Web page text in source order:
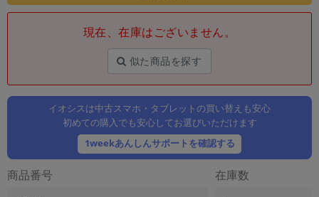
現在、在庫はございません。
似た商品を探す
イオシスは中古スマホ・タブレットの買い替えも安心
初めての購入でも安心してお選びいただけます
1weekあんしんサポートを確認する
商品番号 在庫数
シリーズ
「iPhone」「Xperia」「Galaxy」など
「Apple」「SONY」「SHARP」など
機能・特徴
商品の搭載機能による絞り込み
「5G対応」「防水」「ワンセグ」など
ドライブ
ドライブの絞り込み